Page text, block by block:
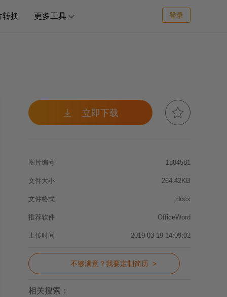
转换 更多工具  登录
 立即下载 
图片编号 1884581
文件大小 264.42KB
文件格式 docx
推荐软件 OfficeWord
上传时间 2019-03-19 14:09:02
不够满意？我要定制简历 >
相关搜索：